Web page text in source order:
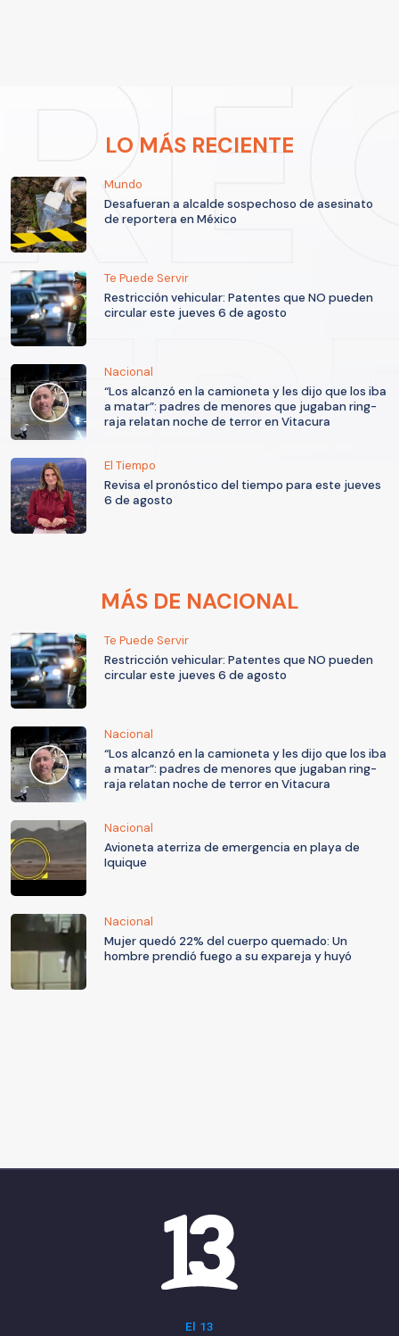
LO MÁS RECIENTE
Mundo
Desafueran a alcalde sospechoso de asesinato
de reportera en México
Te Puede Servir
Restricción vehicular: Patentes que NO pueden
circular este jueves 6 de agosto
Nacional
“Los alcanzó en la camioneta y les dijo que los iba
a matar”: padres de menores que jugaban ring-
raja relatan noche de terror en Vitacura
El Tiempo
Revisa el pronóstico del tiempo para este jueves
6 de agosto
MÁS DE NACIONAL
Te Puede Servir
Restricción vehicular: Patentes que NO pueden
circular este jueves 6 de agosto
Nacional
“Los alcanzó en la camioneta y les dijo que los iba
a matar”: padres de menores que jugaban ring-
raja relatan noche de terror en Vitacura
Nacional
Avioneta aterriza de emergencia en playa de
Iquique
Nacional
Mujer quedó 22% del cuerpo quemado: Un
hombre prendió fuego a su expareja y huyó
El 13